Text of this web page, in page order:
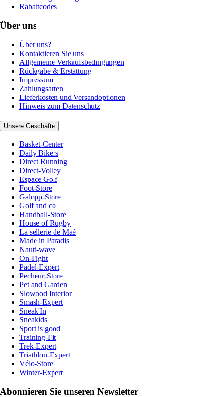
Rabattcodes
Über uns
Über uns?
Kontaktieren Sie uns
Allgemeine Verkaufsbedingungen
Rückgabe & Erstattung
Impressum
Zahlungsarten
Lieferkosten und Versandoptionen
Hinweis zum Datenschutz
Unsere Geschäfte
Basket-Center
Daily Bikers
Direct Running
Direct-Volley
Espace Golf
Foot-Store
Galopp-Store
Golf and co
Handball-Store
House of Rugby
La sellerie de Maé
Made in Paradis
Nauti-wave
On-Fight
Padel-Expert
Pecheur-Store
Pet and Garden
Slowood Interior
Smash-Expert
Sneak'In
Sneakids
Sport is good
Training-Fit
Trek-Expert
Triathlon-Expert
Vélo-Store
Winter-Expert
Abonnieren Sie unseren Newsletter